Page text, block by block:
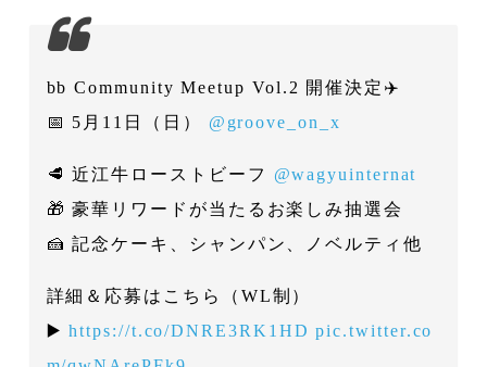
5 大抽選会
ご協賛者さま・プロジェクト（敬称略）
6 クロージング
6-1 挨拶
8 関連リンク
8-1 boarding bridge
bb Community Meetup Vol.2 開催決定✈️
📅 5月11日（日） @groove_on_x
🥩 近江牛ローストビーフ @wagyuinternat
🎁 豪華リワードが当たるお楽しみ抽選会
🍰 記念ケーキ、シャンパン、ノベルティ他
詳細＆応募はこちら（WL制）
▶️https://t.co/DNRE3RK1HD pic.twitter.co